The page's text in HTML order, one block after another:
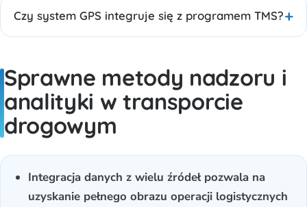
Czy system GPS integruje się z programem TMS?
Sprawne metody nadzoru i
analityki w transporcie
drogowym
Integracja danych z wielu źródeł pozwala na
uzyskanie pełnego obrazu operacji logistycznych